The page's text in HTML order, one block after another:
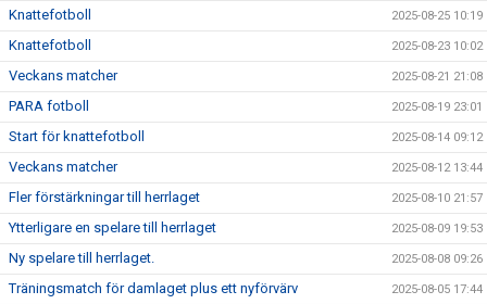
Knattefotboll 2025-08-25 10:19
Knattefotboll 2025-08-23 10:02
Veckans matcher 2025-08-21 21:08
PARA fotboll 2025-08-19 23:01
Start för knattefotboll 2025-08-14 09:12
Veckans matcher 2025-08-12 13:44
Fler förstärkningar till herrlaget 2025-08-10 21:57
Ytterligare en spelare till herrlaget 2025-08-09 19:53
Ny spelare till herrlaget. 2025-08-08 09:26
Träningsmatch för damlaget plus ett nyförvärv 2025-08-05 17:44